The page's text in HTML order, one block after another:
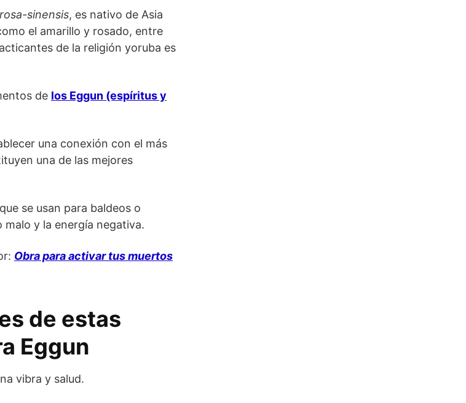
sinensis, es nativo de Asia
el amarillo y rosado, entre
de la religión yoruba es
de los Eggun (espíritus y
una conexión con el más
una de las mejores
se usan para baldeos o
malo y la energía negativa.
Obra para activar tus muertos
de estas
Eggun
vibra y salud.